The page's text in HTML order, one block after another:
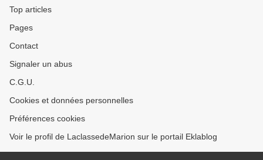
Top articles
Pages
Contact
Signaler un abus
C.G.U.
Cookies et données personnelles
Préférences cookies
Voir le profil de LaclassedeMarion sur le portail Eklablog